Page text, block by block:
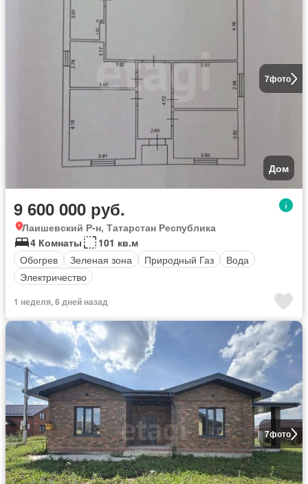
7фото
Дом
9 600 000 руб.
Лаишевский Р-н, Татарстан Республика
4 Комнаты
101 кв.м
Обогрев
Зеленая зона Природный Газ
Вода
Электричество
1 неделя, 6 дней назад
7фото